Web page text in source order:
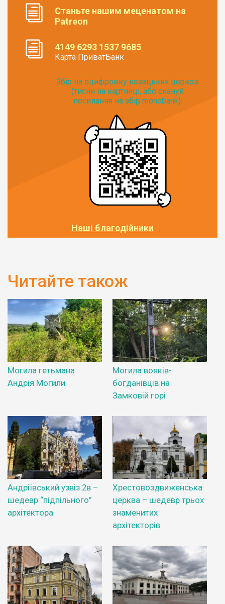
Станьте нашим меценатом на
Patreon
4149 6293 1537 9685
Карта ПриватБанк
Збір на оцифровку козацьких церков
(тисни на картинці, або скануй
посилання на збір monobank):
Наші благодійники
Читайте також
Могила гетьмана
Андрія Могили
Могила вояків-
богданівців на
Замковій горі
Андріївський узвіз 2в –
шедевр “підпільного”
архітектора
Хрестовоздвиженська
церква – шедевр трьох
знаменитих
архітекторів